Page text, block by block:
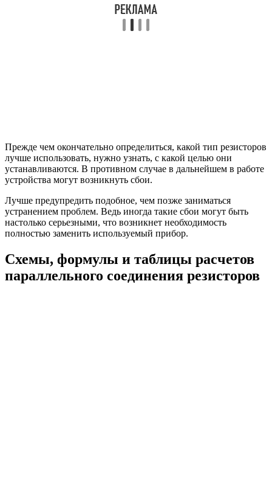
Прежде чем окончательно определиться, какой тип резисторов
лучше использовать, нужно узнать, с какой целью они
устанавливаются. В противном случае в дальнейшем в работе
устройства могут возникнуть сбои.
Лучше предупредить подобное, чем позже заниматься
устранением проблем. Ведь иногда такие сбои могут быть
настолько серьезными, что возникнет необходимость
полностью заменить используемый прибор.
Схемы, формулы и таблицы расчетов
параллельного соединения резисторов